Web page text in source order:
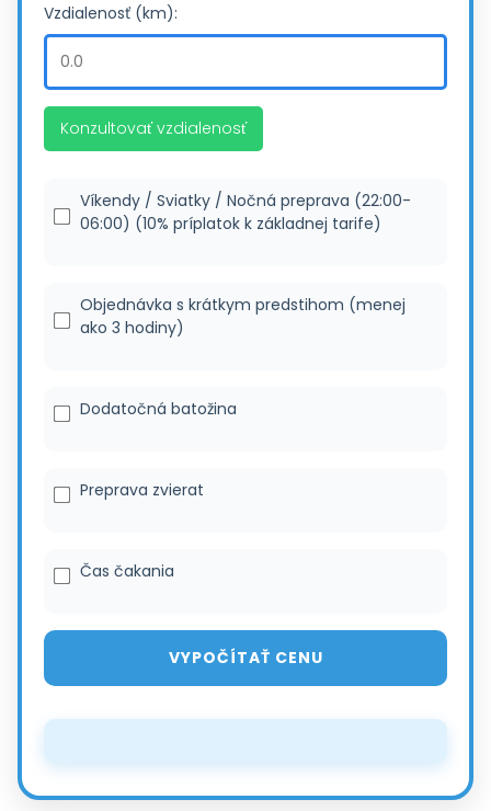
Vzdialenosť (km):
Konzultovať vzdialenosť
Víkendy / Sviatky / Nočná preprava (22:00-
06:00) (10% príplatok k základnej tarife)
Objednávka s krátkym predstihom (menej
ako 3 hodiny)
Dodatočná batožina
Preprava zvierat
Čas čakania
VYPOČÍTAŤ CENU